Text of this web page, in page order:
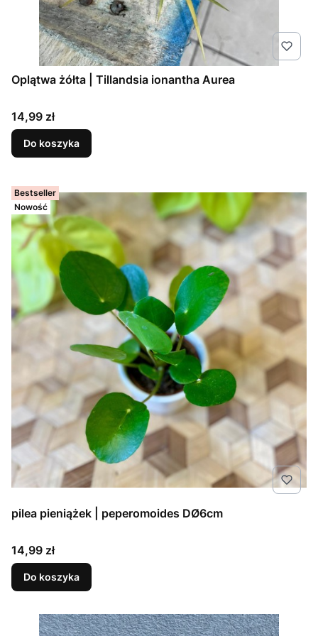
Oplątwa żółta | Tillandsia ionantha Aurea
Cena
14,99 zł
Do koszyka
Bestseller
Nowość
pilea pieniążek | peperomoides DØ6cm
Cena
14,99 zł
Do koszyka